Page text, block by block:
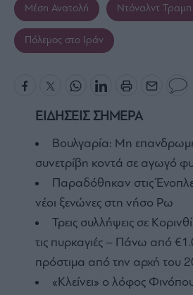
Μέση Ανατολή Ντόναλντ Τραμπ
Πόλεμος στο Ιράν
ΕΙΔΗΣΕΙΣ ΣΗΜΕΡΑ
Βουλγαρία: Μη
συνετρίβη κοντά σε αγωγό
Παραδόθηκαν στις
νέοι ξενώνες στη νήσο Ρω
Τρεις συλλήψεις σε
τις πυρκαγιές – Πάνω από
πρόστιμα από την αρχή του
«Κλείνει» ο λόφος